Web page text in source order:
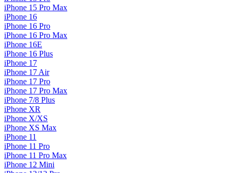
iPhone 15 Pro Max
iPhone 16
iPhone 16 Pro
iPhone 16 Pro Max
iPhone 16E
iPhone 16 Plus
iPhone 17
iPhone 17 Air
iPhone 17 Pro
iPhone 17 Pro Max
iPhone 7/8 Plus
iPhone XR
iPhone X/XS
iPhone XS Max
iPhone 11
iPhone 11 Pro
iPhone 11 Pro Max
iPhone 12 Mini